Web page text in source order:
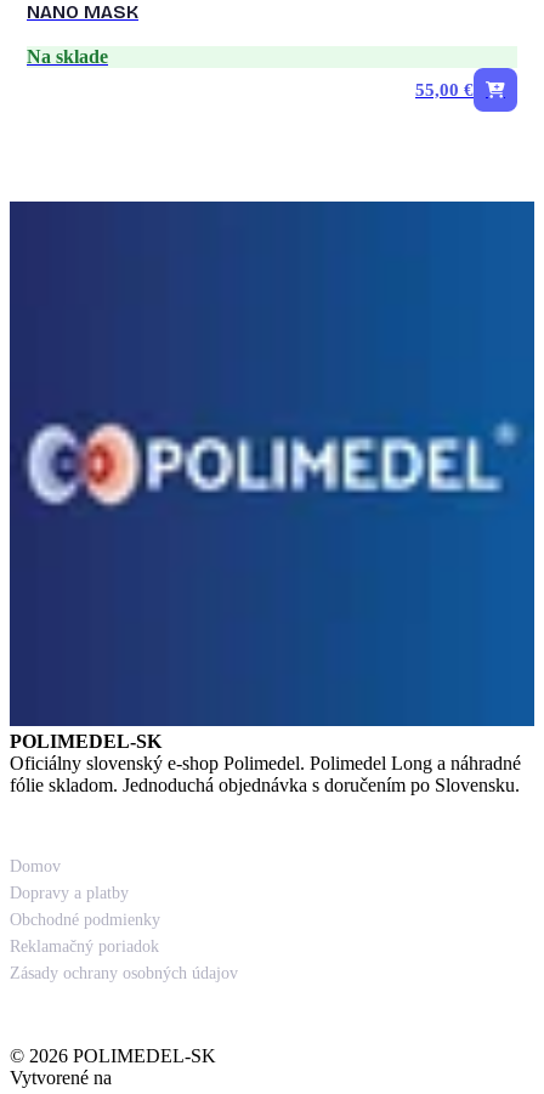
NANO MASK
Na sklade
55,00 €
POLIMEDEL-SK
Oficiálny slovenský e-shop Polimedel. Polimedel Long a náhradné
fólie skladom. Jednoduchá objednávka s doručením po Slovensku.
Domov
Dopravy a platby
Obchodné podmienky
Reklamačný poriadok
Zásady ochrany osobných údajov
© 2026 POLIMEDEL-SK
Vytvorené na